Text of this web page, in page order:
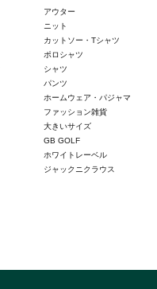
アウター
ニット
カットソー・Tシャツ
ポロシャツ
シャツ
パンツ
ホームウェア・パジャマ
ファッション雑貨
大きいサイズ
GB GOLF
ホワイトレーベル
ジャックニクラウス